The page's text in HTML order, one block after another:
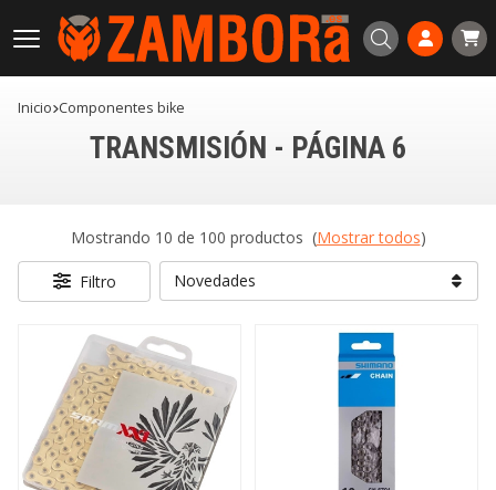
Buscar
Inicio componentes bike
TRANSMISIÓN - PÁGINA 6
Mostrando 10 de 100 productos (Mostrar todos)
Filtro